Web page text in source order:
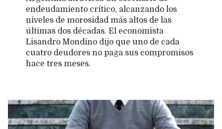
endeudamiento crítico, alcanzando los
niveles de morosidad más altos de las
últimas dos décadas. El economista
Lisandro Mondino dijo que uno de cada
cuatro deudores no paga sus compromisos
hace tres meses.